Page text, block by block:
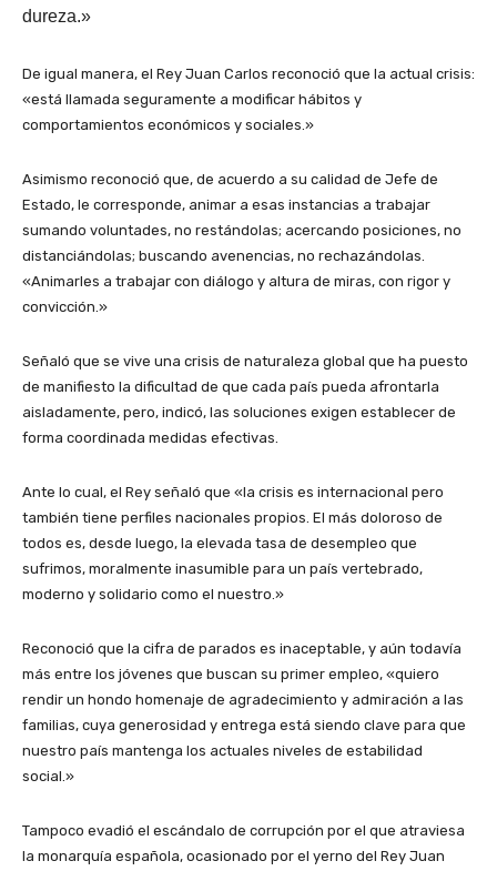
dureza.»
De igual manera, el Rey Juan Carlos reconoció que la actual crisis:
«está llamada seguramente a modificar hábitos y
comportamientos económicos y sociales.»
Asimismo reconoció que, de acuerdo a su calidad de Jefe de
Estado, le corresponde, animar a esas instancias a trabajar
sumando voluntades, no restándolas; acercando posiciones, no
distanciándolas; buscando avenencias, no rechazándolas.
«Animarles a trabajar con diálogo y altura de miras, con rigor y
convicción.»
Señaló que se vive una crisis de naturaleza global que ha puesto
de manifiesto la dificultad de que cada país pueda afrontarla
aisladamente, pero, indicó, las soluciones exigen establecer de
forma coordinada medidas efectivas.
Ante lo cual, el Rey señaló que «la crisis es internacional pero
también tiene perfiles nacionales propios. El más doloroso de
todos es, desde luego, la elevada tasa de desempleo que
sufrimos, moralmente inasumible para un país vertebrado,
moderno y solidario como el nuestro.»
Reconoció que la cifra de parados es inaceptable, y aún todavía
más entre los jóvenes que buscan su primer empleo, «quiero
rendir un hondo homenaje de agradecimiento y admiración a las
familias, cuya generosidad y entrega está siendo clave para que
nuestro país mantenga los actuales niveles de estabilidad
social.»
Tampoco evadió el escándalo de corrupción por el que atraviesa
la monarquía española, ocasionado por el yerno del Rey Juan